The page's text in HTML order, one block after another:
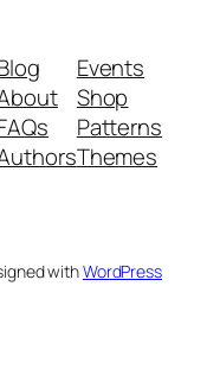
Events
Shop
Patterns
Themes
withWordPress